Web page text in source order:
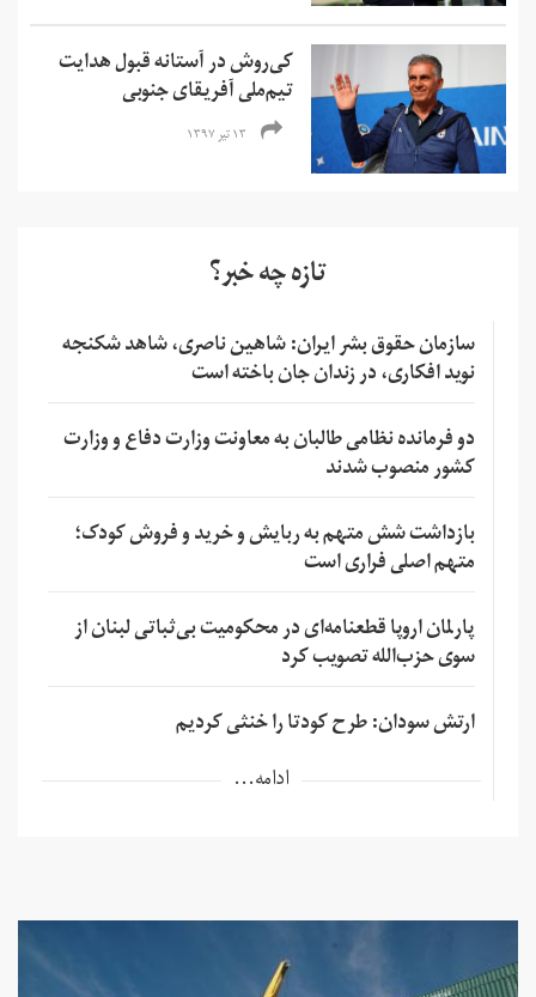
کی‌روش در آستانه قبول هدایت
تیم‌ملی آفریقای جنوبی
۱۳ تیر ۱۳۹۷
تازه چه خبر؟
سازمان حقوق بشر ایران: شاهین ناصری، شاهد شکنجه
نوید افکاری، در زندان جان باخته است
دو فرمانده نظامی طالبان به معاونت وزارت دفاع و وزارت
کشور منصوب شدند
بازداشت شش متهم به ربایش و خرید و فروش کودک؛
متهم اصلی فراری است
پارلمان اروپا قطعنامه‌ای در محکومیت بی‌ثباتی لبنان از
سوی حزب‌الله تصویب کرد
ارتش سودان: طرح کودتا را خنثی کردیم
ادامه...